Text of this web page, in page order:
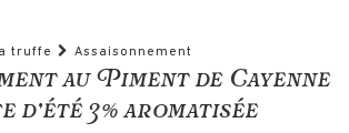
truffe Assaisonnement
au Piment de Cayenne
3% aromatisée